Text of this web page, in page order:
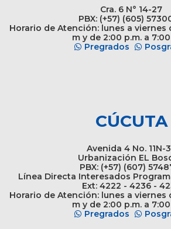
Cra. 6 N° 14-27
PBX: (+57) (605)
Horario de Atención: lunes a viernes
m y de 2:00 p.m. a
Pregrados
CÚCUTA
Avenida 4 No. 11N-
Urbanización EL
PBX: (+57) (607)
Línea Directa Interesados
Ext: 4222 - 4236 -
Horario de Atención: lunes a viernes
m y de 2:00 p.m. a
Pregrados